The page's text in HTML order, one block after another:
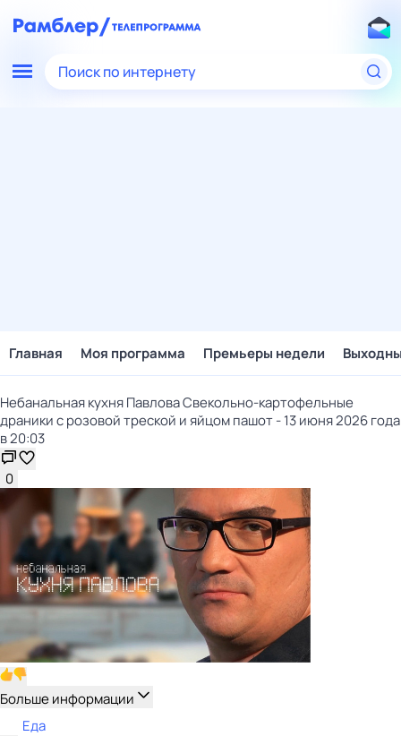
Поиск по интернету
Главная Моя программа Премьеры недели
Небанальная кухня Павлова Свекольно-картофельные
драники с розовой треской и яйцом пашот - 13 июня 2026 года
в 20:03
0
Больше информации
Еда